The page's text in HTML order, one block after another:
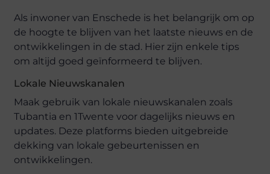
Als inwoner van Enschede is het belangrijk om op
de hoogte te blijven van het laatste nieuws en de
ontwikkelingen in de stad. Hier zijn enkele tips
om altijd goed geïnformeerd te blijven.
Lokale Nieuwskanalen
Maak gebruik van lokale nieuwskanalen zoals
Tubantia en 1Twente voor dagelijks nieuws en
updates. Deze platforms bieden uitgebreide
dekking van lokale gebeurtenissen en
ontwikkelingen.